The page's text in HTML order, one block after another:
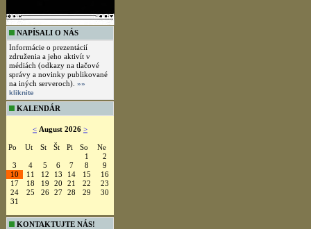
NAPÍSALI O NÁS
Informácie o prezentácií
združenia a jeho aktivít v
médiách (odkazy na tlačové
správy a novinky publikované
na iných serveroch). »»
kliknite
KALENDÁR
< August 2026 >
Po Ut St Št Pi So
Ne
1
2
3
4 5 6 7 8
9
10
11 12 13 14 15
16
17
18 19 20 21 22
23
24
25 26 27 28 29
30
31
KONTAKTUJTE NÁS!